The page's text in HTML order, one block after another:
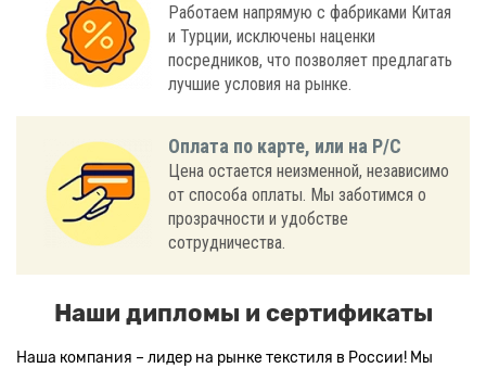
Работаем напрямую с фабриками Китая
и Турции, исключены наценки
посредников, что позволяет предлагать
лучшие условия на рынке.
Оплата по карте, или на Р/С
Цена остается неизменной, независимо
от способа оплаты. Мы заботимся о
прозрачности и удобстве
сотрудничества.
Наши дипломы и сертификаты
Наша компания – лидер на рынке текстиля в России! Мы